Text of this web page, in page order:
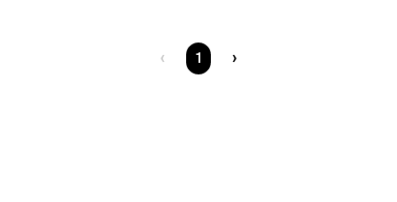
Ste na strane
1